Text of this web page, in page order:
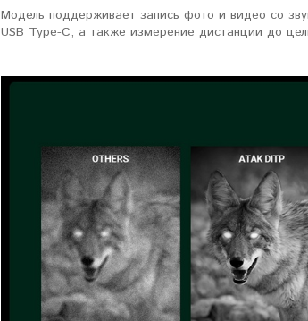
Модель поддерживает запись фото и видео со
USB Type-C, а также измерение дистанции до